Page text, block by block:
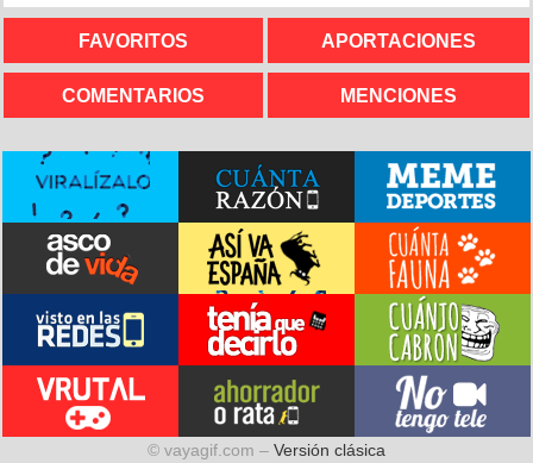
FAVORITOS APORTACIONES
COMENTARIOS MENCIONES
© vayagif.com – Versión clásica